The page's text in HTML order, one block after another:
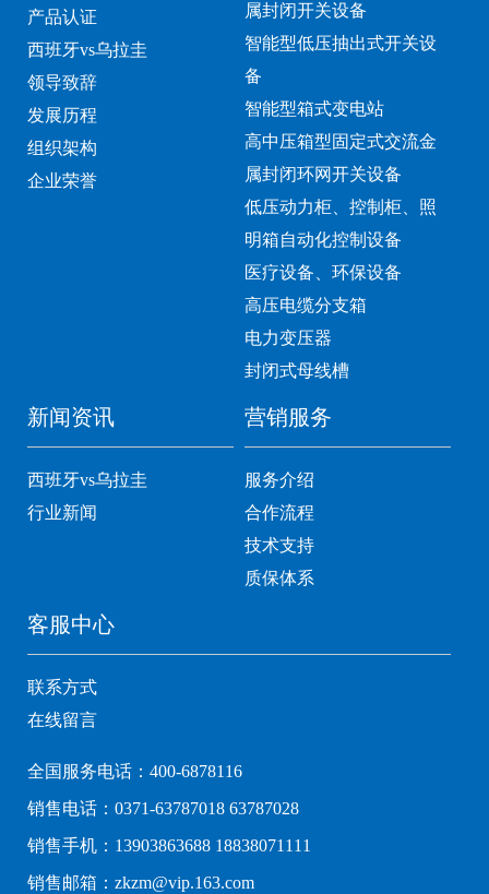
产品认证
西班牙vs乌拉圭
领导致辞
发展历程
组织架构
企业荣誉
属封闭开关设备
智能型低压抽出式开关设
备
智能型箱式变电站
高中压箱型固定式交流金
属封闭环网开关设备
低压动力柜、控制柜、照
明箱自动化控制设备
医疗设备、环保设备
高压电缆分支箱
电力变压器
封闭式母线槽
新闻资讯
西班牙vs乌拉圭
行业新闻
营销服务
服务介绍
合作流程
技术支持
质保体系
客服中心
联系方式
在线留言
全国服务电话：400-6878116
销售电话：0371-63787018 63787028
销售手机：13903863688 18838071111
销售邮箱：zkzm@vip.163.com